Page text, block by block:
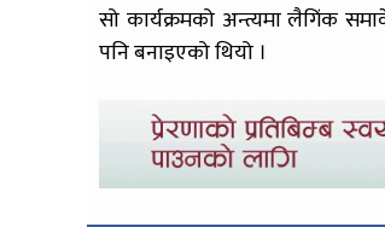
सो कार्यक्रमको अन्त्यमा लैगिंक
पनि बनाइएको थियो ।